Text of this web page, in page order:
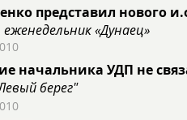
представил нового
«Дунаец»
начальника УДП не
берег"